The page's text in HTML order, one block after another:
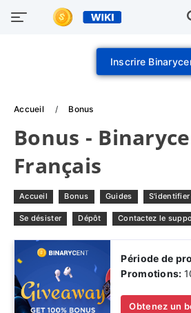
Inscrire
Accueil Bonus
Bonus -
Français
Accueil Bonus Guides S'identifier
Se désister Dépôt Contactez le
Période de
Promotions:
Obtenez un